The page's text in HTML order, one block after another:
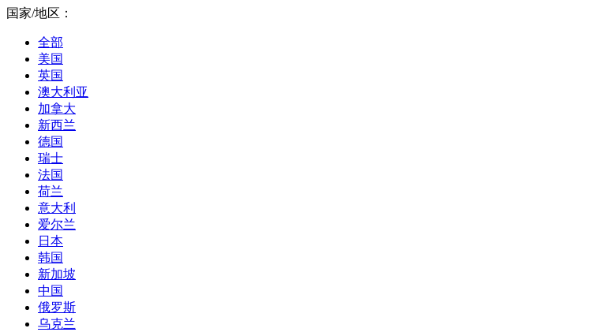
国家/地区：
全部
美国
英国
澳大利亚
加拿大
新西兰
德国
瑞士
法国
荷兰
意大利
爱尔兰
日本
韩国
新加坡
中国
俄罗斯
乌克兰